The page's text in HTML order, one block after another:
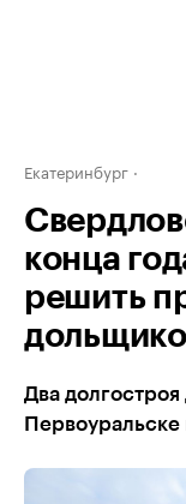
Екатеринбург
конца
решить
Два долгостроя